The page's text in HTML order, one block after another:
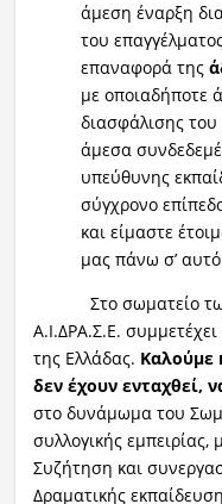
άμεση έναρξη
του
επαναφορά της
με οποιαδήποτε
διασφάλισης
άμεσα
υπεύθυνης
σύγχρονο
και είμαστε
μας πάνω σ’
Στο σωματείο των
Α.Ι.ΔΡΑ.Σ.Ε.
της Ελλάδας. Καλούμε
δεν έχουν ενταχθεί,
στο δυνάμωμα του
συλλογικής εμπειρίας,
Συζήτηση και
Δραματικής